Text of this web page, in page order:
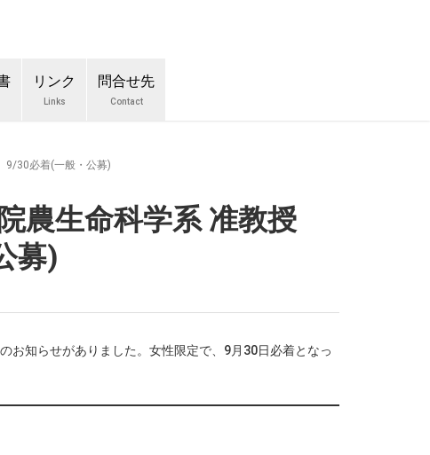
リンク
Links
問合せ先
Contact
9/30必着(一般・公募)
農生命科学系 准教授
募)
お知らせがありました。女性限定で、9月30日必着となっ